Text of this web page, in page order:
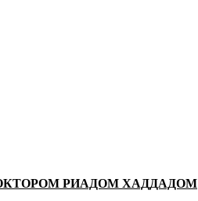
РИАДОМ ХАДДАДОМ